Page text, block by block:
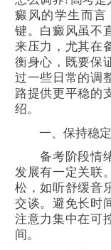
癜风的学生而言
键。白癜风虽不
来压力，尤其在
衡身心，既要保
过一些日常的调
路提供更平稳的
绍。
一、保持稳定
备考阶段情绪
发展有一定关联
松，如听舒缓音
交谈。避免长时
注意力集中在可
间。